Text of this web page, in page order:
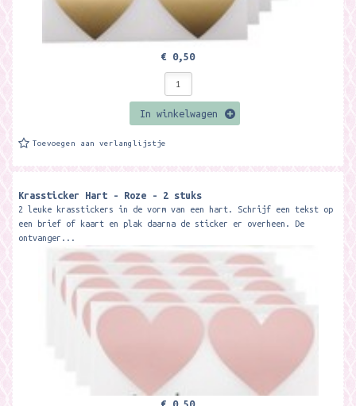
€ 0,50
In winkelwagen
Toevoegen aan verlanglijstje
Krassticker Hart - Roze - 2 stuks
2 leuke krasstickers in de vorm van een hart. Schrijf een tekst op
een brief of kaart en plak daarna de sticker er overheen. De
ontvanger...
€ 0,50